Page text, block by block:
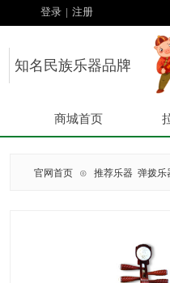
登录 | 注册
知名民族乐器品牌
商城首页
官网首页 ⊙ 推荐乐器 弹拨乐